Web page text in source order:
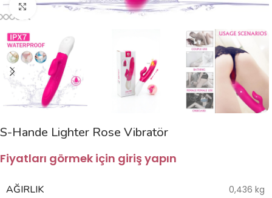
Büyütmek için tıklayın
S-Hande Lighter Rose Vibratör
Fiyatları görmek için giriş yapın
AĞIRLIK 0,436 kg